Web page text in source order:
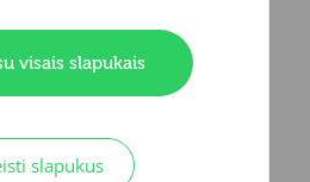
visais slapukais
slapukus